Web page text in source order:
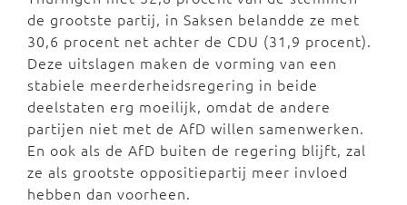
de grootste partij, in Saksen belandde ze met
30,6 procent net achter de CDU (31,9 procent).
Deze uitslagen maken de vorming van een
stabiele meerderheidsregering in beide
deelstaten erg moeilijk, omdat de andere
partijen niet met de AfD willen samenwerken.
En ook als de AfD buiten de regering blijft, zal
ze als grootste oppositiepartij meer invloed
hebben dan voorheen.